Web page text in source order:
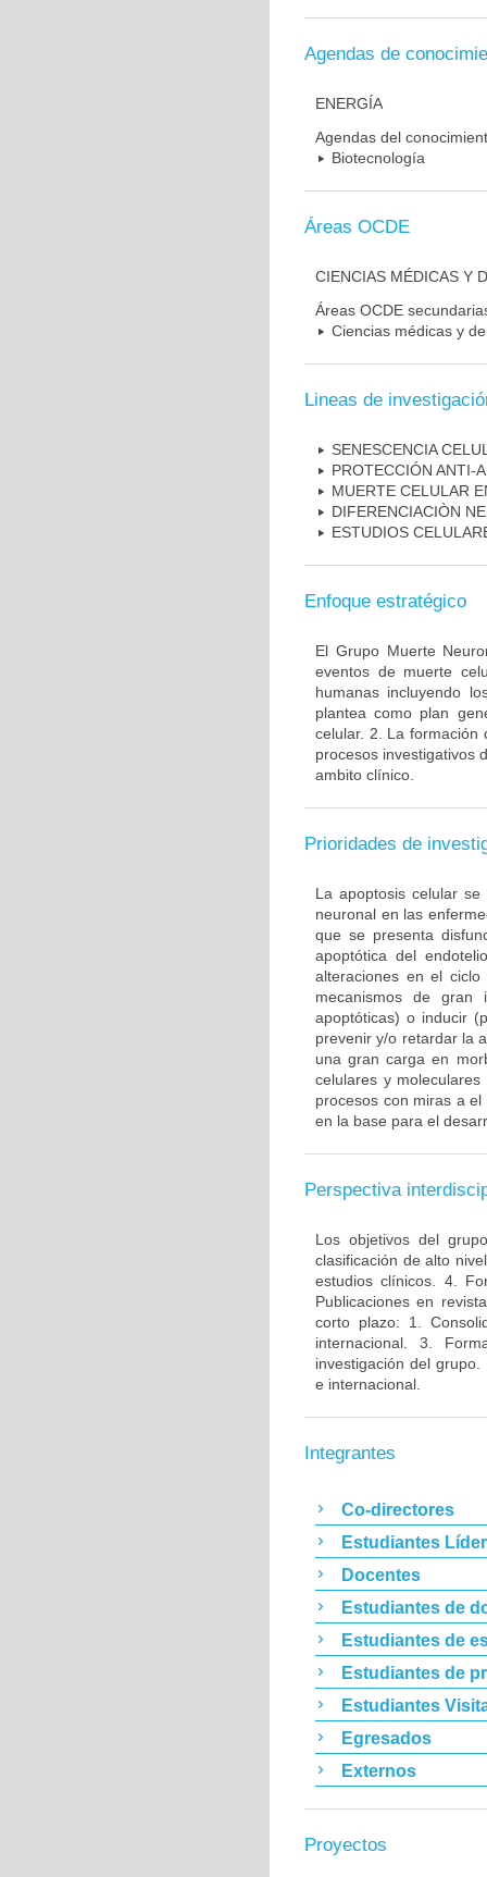
Agendas de
ENERGÍA
Agendas del
Biotecnología
Áreas OCDE
CIENCIAS MÉDICAS Y
Áreas OCDE
Ciencias médicas y
Lineas de
SENESCENCIA
PROTECCIÓN ANTI-
MUERTE CELULAR
DIFERENCIACIÒN
ESTUDIOS
Enfoque estratégico
El Grupo Muerte
eventos de muerte
humanas incluyendo
plantea como plan
celular. 2. La formación
procesos investigativos
ambito clínico.
Prioridades de
La apoptosis celular
neuronal en las
que se presenta
apoptótica del
alteraciones en el
mecanismos de gran
apoptóticas) o inducir
prevenir y/o retardar la
una gran carga en
celulares y
procesos con miras a
en la base para el
Perspectiva
Los objetivos del
clasificación de alto
estudios clínicos. 4.
Publicaciones en
corto plazo: 1.
internacional. 3.
investigación del
e internacional.
Integrantes
Co-directores
Estudiantes
Docentes
Estudiantes de
Estudiantes de
Estudiantes de
Estudiantes
Egresados
Externos
Proyectos